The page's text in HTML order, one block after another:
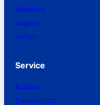
Aktuelles
Jugend
Helfen
Service
Kontakt
Datenschutz